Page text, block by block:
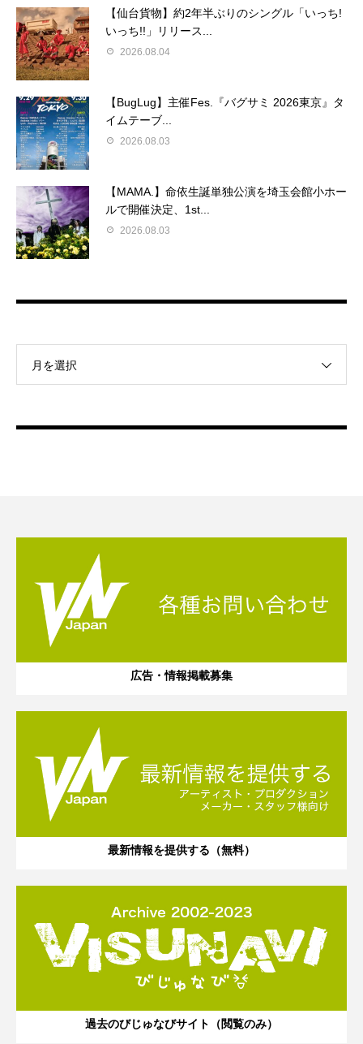
【仙台貨物】約2年半ぶりのシングル「いっち!
いっち!!」リリース...
2026.08.04
【BugLug】主催Fes.『バグサミ 2026東京』タ
イムテーブ...
2026.08.03
【MAMA.】命依生誕単独公演を埼玉会館小ホー
ルで開催決定、1st...
2026.08.03
月を選択
広告・情報掲載募集
最新情報を提供する（無料）
過去のびじゅなびサイト（閲覧のみ）